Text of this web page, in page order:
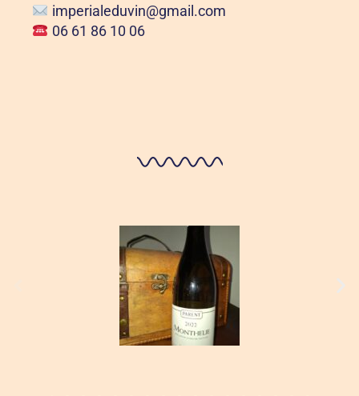
imperialeduvin@gmail.com
06 61 86 10 06